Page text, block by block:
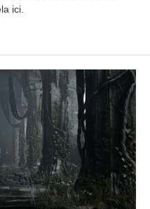
ici.